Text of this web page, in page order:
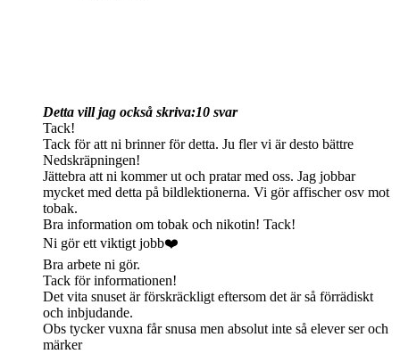
Detta vill jag också skriva:10 svar
Tack!
Tack för att ni brinner för detta. Ju fler vi är desto bättre
Nedskräpningen!
Jättebra att ni kommer ut och pratar med oss. Jag jobbar
mycket med detta på bildlektionerna. Vi gör affischer osv mot
tobak.
Bra information om tobak och nikotin! Tack!
Ni gör ett viktigt jobb❤️
Bra arbete ni gör.
Tack för informationen!
Det vita snuset är förskräckligt eftersom det är så förrädiskt
och inbjudande.
Obs tycker vuxna får snusa men absolut inte så elever ser och
märker